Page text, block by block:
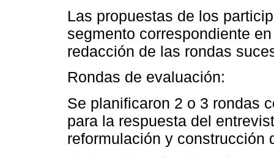
Las propuestas de los
segmento correspondiente
redacción de las rondas
Rondas de evaluación:
Se planificaron 2 o 3 rondas
para la respuesta del
reformulación y construcción